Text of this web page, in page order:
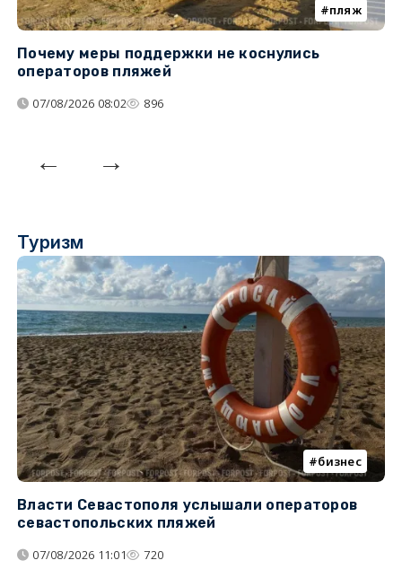
пляж
Почему меры поддержки не коснулись
операторов пляжей
07/08/2026 08:02 896
Туризм
бизнес
Власти Севастополя услышали операторов
севастопольских пляжей
07/08/2026 11:01 720